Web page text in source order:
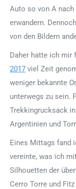
Auto so von A
erwandern.
von den Bildern
Daher hatte ich mir
2017 viel Zeit
weniger bekannte
unterwegs zu sein.
Trekkingrucksack
Argentinien und
Eines Mittags fand
vereinte, was ich
Silhouetten der
Cerro Torre und